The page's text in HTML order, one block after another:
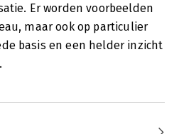
Er worden voorbeelden
maar ook op particulier
basis en een helder inzicht